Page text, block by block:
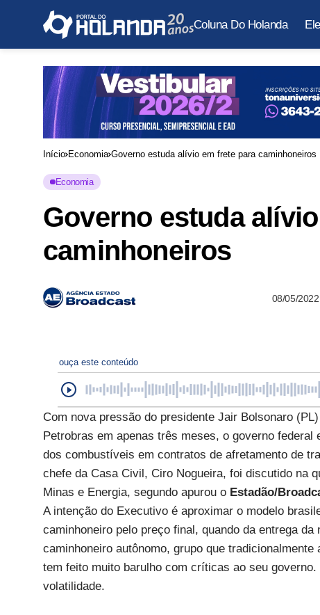
Coluna Do Holanda
Início Economia Governo estuda alívio em frete para caminhoneiros
Economia
Governo estuda
caminhoneiros
08/05/
ouça este conteúdo
Com nova pressão do presidente Jair Bolsonaro
Petrobras em apenas três meses, o governo
dos combustíveis em contratos de afretamento de
chefe da Casa Civil, Ciro Nogueira, foi discutido na
Minas e Energia, segundo apurou o Estadão/
A intenção do Executivo é aproximar o modelo
caminhoneiro pelo preço final, quando da entrega
caminhoneiro autônomo, grupo que
tem feito muito barulho com críticas ao seu
volatilidade.